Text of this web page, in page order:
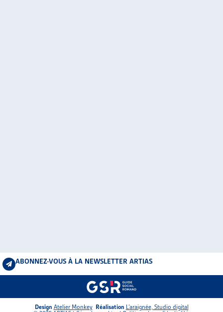
ABONNEZ-VOUS À LA NEWSLETTER ARTIAS
Design Atelier Monkey Réalisation L’araignée, Studio digital